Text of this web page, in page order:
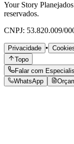
Your Story
reservados.
CNPJ: 53.820.009/
Privacidade •
Topo
Falar com
WhatsApp